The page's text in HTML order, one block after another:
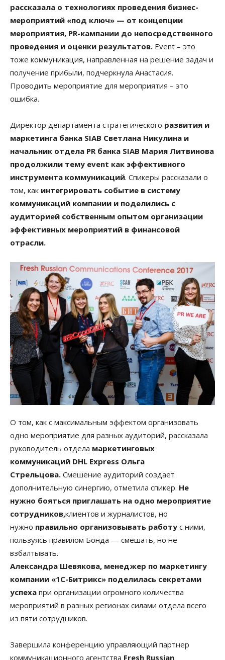
рассказала о технологиях проведения бизнес-
мероприятий «под ключ» — от концепции
мероприятия, PR-кампании до непосредственного
проведения и оценки результатов. Event – это
тоже коммуникация, направленная на решение задач и
получение прибыли, подчеркнула Анастасия.
Проводить мероприятие для мероприятия – это
ошибка.
Директор департамента стратегического развития и
маркетинга банка SIAB Светлана Никулина и
начальник отдела PR банка SIAB Мария Литвинова
продолжили тему event как эффективного
инструмента коммуникаций. Спикеры рассказали о
том, как интегрировать событие в систему
коммуникаций компании и поделились с
аудиторией собственным опытом организации
эффективных мероприятий в финансовой
отрасли.
О том, как с максимальным эффектом организовать
одно мероприятие для разных аудиторий, рассказала
руководитель отдела маркетинговых
коммуникаций DHL Express Ольга
Стрельцова. Смешение аудиторий создает
дополнительную синергию, отметила спикер. Не
нужно бояться приглашать на одно мероприятие
сотрудников,клиентов и журналистов, но
нужно правильно организовывать работу с ними,
пользуясь правилом Бонда — смешать, но не
взбалтывать.
Александра Шевякова, менеджер по маркетингу
компании «1С-Битрикс» поделилась секретами
успеха при организации огромного количества
мероприятий в разных регионах силами отдела всего
из пяти сотрудников.
Завершила конференцию управляющий партнер
коммуникационного агентства Fresh Russian